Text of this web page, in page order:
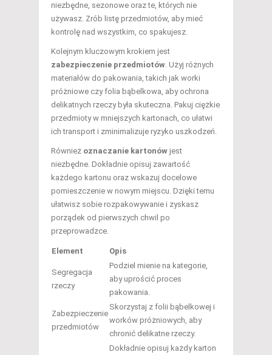
niezbędne, sezonowe oraz te, których nie
używasz. Zrób listę przedmiotów, aby mieć
kontrolę nad wszystkim, co spakujesz.
Kolejnym kluczowym krokiem jest
zabezpieczenie przedmiotów. Użyj różnych
materiałów do pakowania, takich jak worki
próżniowe czy folia bąbelkowa, aby ochrona
delikatnych rzeczy była skuteczna. Pakuj ciężkie
przedmioty w mniejszych kartonach, co ułatwi
ich transport i zminimalizuje ryzyko uszkodzeń.
Również oznaczanie kartonów jest
niezbędne. Dokładnie opisuj zawartość
każdego kartonu oraz wskazuj docelowe
pomieszczenie w nowym miejscu. Dzięki temu
ułatwisz sobie rozpakowywanie i zyskasz
porządek od pierwszych chwil po
przeprowadzce.
Element Opis
Segregacja
rzeczy
Podziel mienie na kategorie,
aby uprościć proces
pakowania.
Zabezpieczenie
przedmiotów
Skorzystaj z folii bąbelkowej i
worków próżniowych, aby
chronić delikatne rzeczy.
Dokładnie opisuj każdy karton